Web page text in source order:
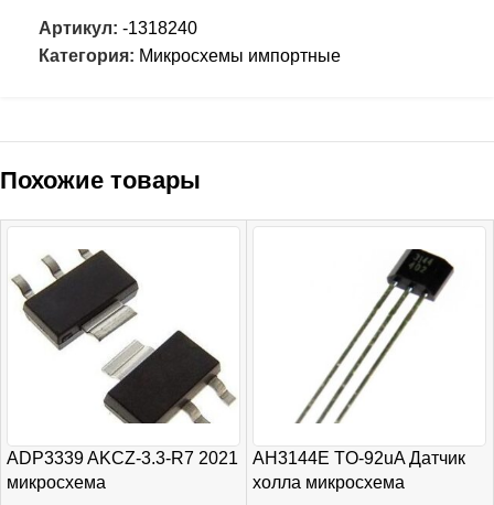
Артикул: -1318240
Категория: Микросхемы импортные
Похожие товары
ADP3339 AKCZ-3.3-R7 2021
микросхема
AH3144E TO-92uA Датчик
холла микросхема